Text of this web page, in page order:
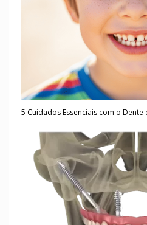
5 Cuidados Essenciais com o